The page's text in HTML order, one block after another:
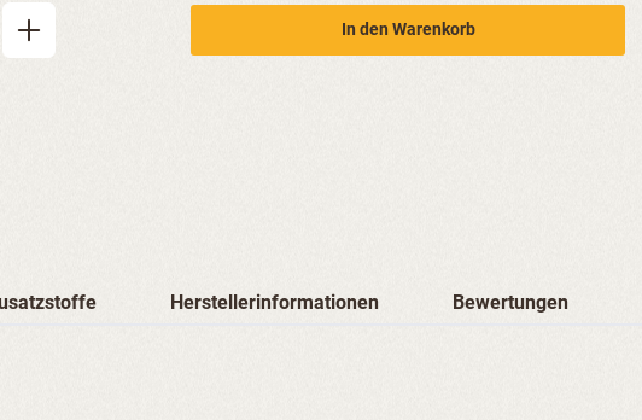
Gib den gewünschten Wert ein oder
In den Warenkorb
Herstellerinformationen Bewertungen